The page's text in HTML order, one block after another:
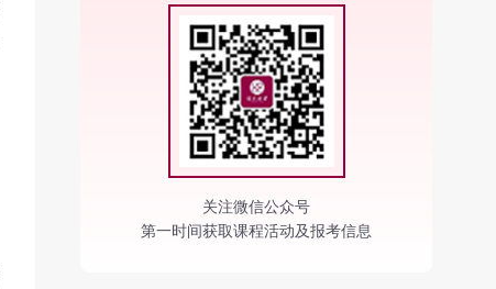
关注微信公众号
第一时间获取课程活动及报考信息